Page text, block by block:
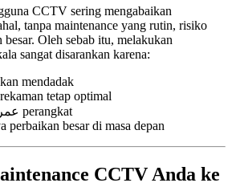
CCTV sering mengabaikan
tanpa maintenance yang rutin, risiko
besar. Oleh sebab itu, melakukan
sangat disarankan karena:
mendadak
tetap optimal
Memperpanjang عمر perangkat
perbaikan besar di masa depan
CCTV Anda ke